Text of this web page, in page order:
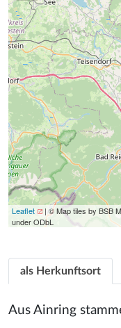
Leaflet
| © Map tiles by BSB
under ODbL
als Herkunftsort
Aus Ainring